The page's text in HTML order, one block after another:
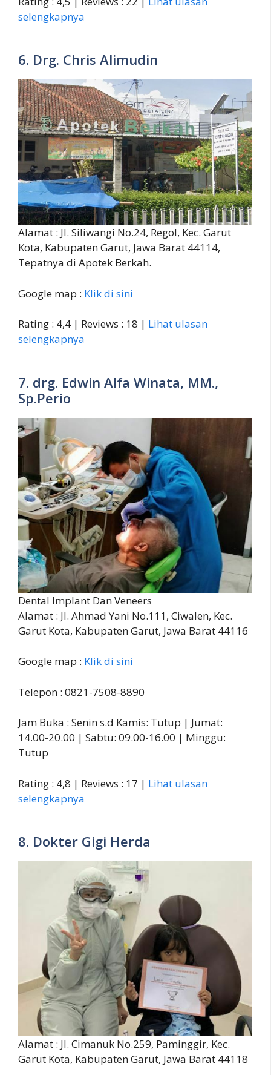
selengkapnya
6. Drg. Chris Alimudin
Alamat : Jl. Siliwangi No.24, Regol, Kec. Garut
Kota, Kabupaten Garut, Jawa Barat 44114,
Tepatnya di Apotek Berkah.
Google map : Klik di sini
Rating : 4,4 | Reviews : 18 | Lihat ulasan
selengkapnya
7. drg. Edwin Alfa Winata, MM.,
Sp.Perio
Dental Implant Dan Veneers
Alamat : Jl. Ahmad Yani No.111, Ciwalen, Kec.
Garut Kota, Kabupaten Garut, Jawa Barat 44116
Google map : Klik di sini
Telepon : 0821-7508-8890
Jam Buka : Senin s.d Kamis: Tutup | Jumat:
14.00-20.00 | Sabtu: 09.00-16.00 | Minggu:
Tutup
Rating : 4,8 | Reviews : 17 | Lihat ulasan
selengkapnya
8. Dokter Gigi Herda
Alamat : Jl. Cimanuk No.259, Paminggir, Kec.
Garut Kota, Kabupaten Garut, Jawa Barat 44118